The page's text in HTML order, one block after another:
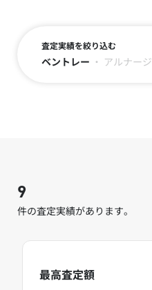
査定実績を絞り込む
ベントレー ・ アルナージ
9
件の査定実績があります。
最高査定額